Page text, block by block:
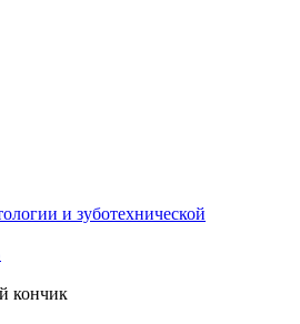
и зуботехнической
кончик